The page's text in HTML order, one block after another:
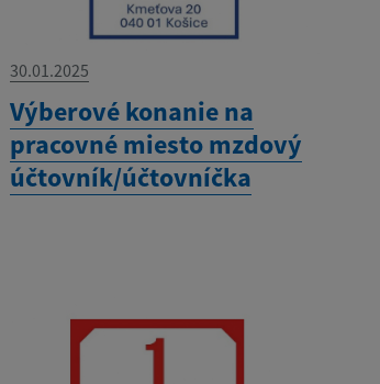
30.01.2025
Výberové konanie na
pracovné miesto mzdový
účtovník/účtovníčka